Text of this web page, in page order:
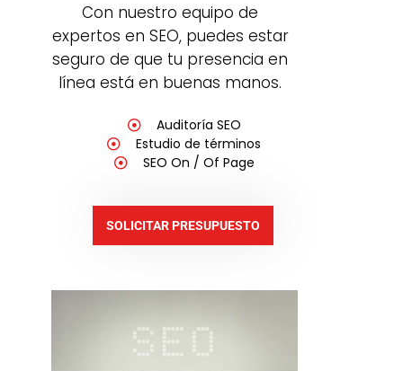
Con nuestro equipo de
expertos en SEO, puedes estar
seguro de que tu presencia en
línea está en buenas manos.
Auditoría SEO
Estudio de términos
SEO On / Of Page
SOLICITAR PRESUPUESTO